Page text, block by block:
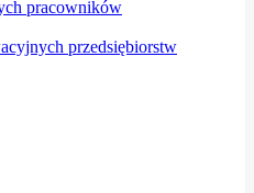
pracowników
przedsiębiorstw